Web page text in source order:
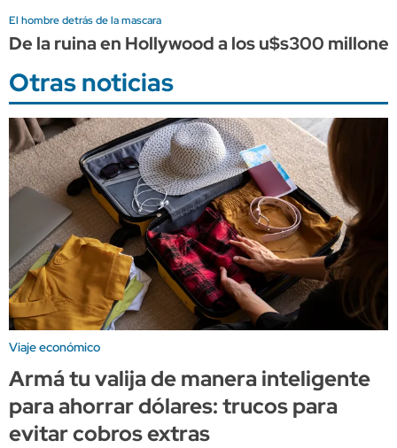
El hombre detrás de la mascara
De la ruina en Hollywood a los u$s300
Otras noticias
Viaje económico
Armá tu valija de manera inteligente
para ahorrar dólares: trucos para
evitar cobros extras